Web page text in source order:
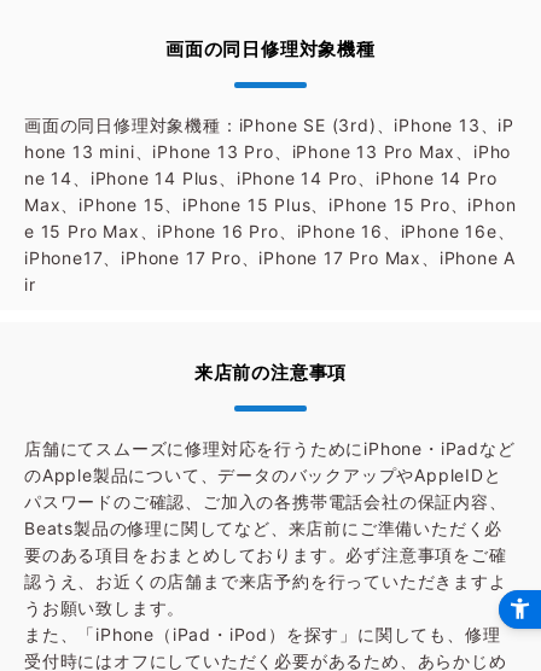
画面の同日修理対象機種
画面の同日修理対象機種：iPhone SE (3rd)、iPhone 13、iP
hone 13 mini、iPhone 13 Pro、iPhone 13 Pro Max、iPho
ne 14、iPhone 14 Plus、iPhone 14 Pro、iPhone 14 Pro
Max、iPhone 15、iPhone 15 Plus、iPhone 15 Pro、iPhon
e 15 Pro Max、iPhone 16 Pro、iPhone 16、iPhone 16e、
iPhone17、iPhone 17 Pro、iPhone 17 Pro Max、iPhone A
ir
来店前の注意事項
店舗にてスムーズに修理対応を行うためにiPhone・iPadなど
のApple製品について、データのバックアップやAppleIDと
パスワードのご確認、ご加入の各携帯電話会社の保証内容、
Beats製品の修理に関してなど、来店前にご準備いただく必
要のある項目をおまとめしております。必ず注意事項をご確
認うえ、お近くの店舗まで来店予約を行っていただきますよ
うお願い致します。
また、「iPhone（iPad・iPod）を探す」に関しても、修理
受付時にはオフにしていただく必要があるため、あらかじめ